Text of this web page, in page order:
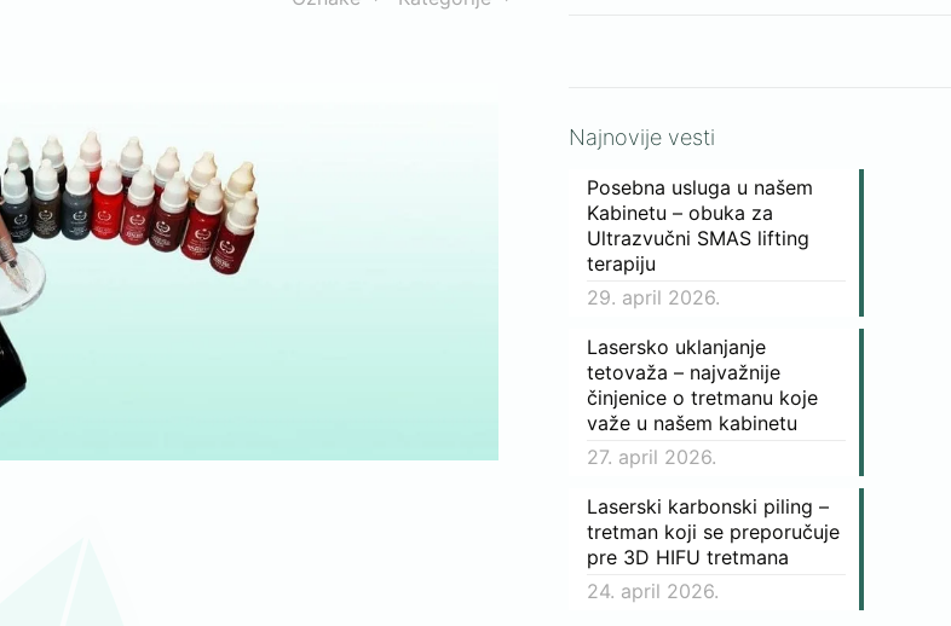
Najnovije vesti
Posebna usluga u našem
Kabinetu – obuka za
Ultrazvučni SMAS lifting
terapiju
29. april 2026.
Lasersko uklanjanje
tetovaža – najvažnije
činjenice o tretmanu koje
važe u našem kabinetu
27. april 2026.
Laserski karbonski piling –
tretman koji se preporučuje
pre 3D HIFU tretmana
24. april 2026.